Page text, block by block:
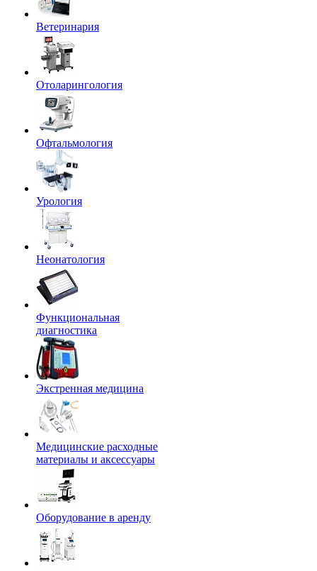
Ветеринария
Отоларингология
Офтальмология
Урология
Неонатология
Функциональная
диагностика
Экстренная медицина
Медицинские расходные
материалы и аксессуары
Оборудование в аренду